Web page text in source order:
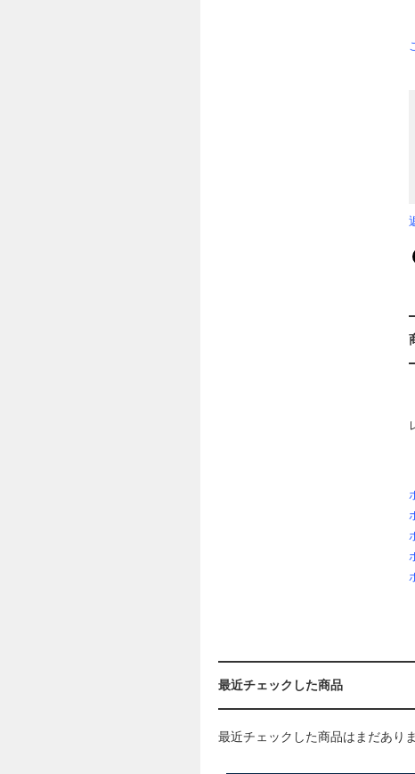
最近チェックした商品
最近チェックした商品はまだありま